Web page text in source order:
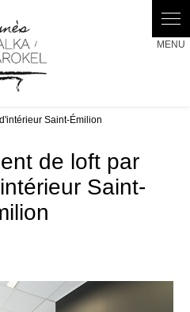
Saint-Émilion
de loft par
Saint-